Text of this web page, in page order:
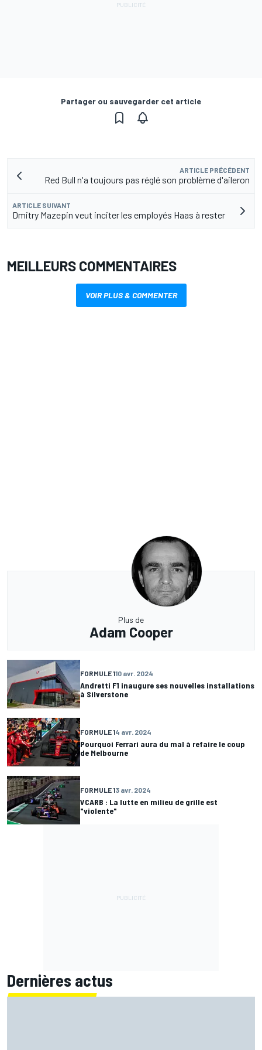
Partager ou sauvegarder cet article
ARTICLE PRÉCÉDENT
Red Bull n'a toujours pas réglé son problème d'aileron
ARTICLE SUIVANT
Dmitry Mazepin veut inciter les employés Haas à rester
MEILLEURS COMMENTAIRES
VOIR PLUS & COMMENTER
Plus de
Adam Cooper
FORMULE 110 avr. 2024
Andretti F1 inaugure ses nouvelles installations
à Silverstone
FORMULE 14 avr. 2024
Pourquoi Ferrari aura du mal à refaire le coup
de Melbourne
FORMULE 13 avr. 2024
VCARB : La lutte en milieu de grille est
"violente"
Dernières actus